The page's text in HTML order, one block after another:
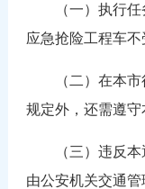
（一）执行任务
应急抢险工程车不
（二）在本市
规定外，还需遵守
（三）违反本通
由公安机关交通